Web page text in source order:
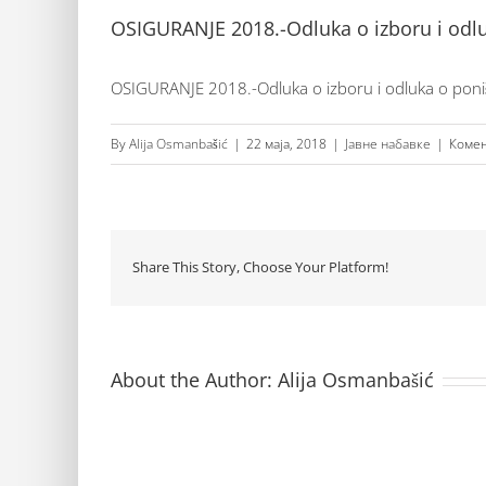
OSIGURANJE 2018.-Odluka o izboru i
OSIGURANJE 2018.-Odluka o izboru i odluka o
ByAlija Osmanbašić | 22 маја, 2018 | Јавне набавке |
Share This Story, Choose Your Platform!
About the Author: Alija Osmanbašić